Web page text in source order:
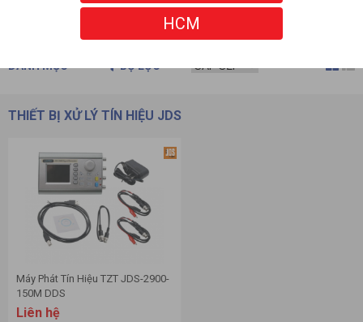
DANH MỤC BỘ LỌC
THIẾT BỊ XỬ LÝ TÍN HIỆU JDS
Máy Phát Tín Hiệu TZT JDS-2900-
150M DDS
Liên hệ
HCM